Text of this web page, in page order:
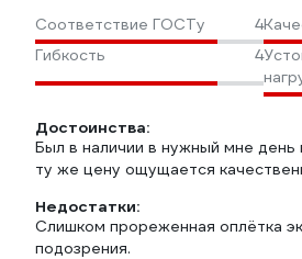
Соответствие ГОСТу 4
Гибкость
4
Достоинства:
Был в наличии в нужный мне день
ту же цену ощущается
Недостатки:
Слишком прореженная оплётка
подозрения.